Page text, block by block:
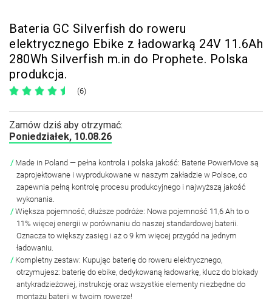
Bateria GC Silverfish do roweru
elektrycznego Ebike z ładowarką 24V 11.6Ah
280Wh Silverfish m.in do Prophete. Polska
produkcja.
(6)
Zamów dziś aby otrzymać:
Poniedziałek, 10.08.26
Made in Poland — pełna kontrola i polska jakość: Baterie PowerMove są
zaprojektowane i wyprodukowane w naszym zakładzie w Polsce, co
zapewnia pełną kontrolę procesu produkcyjnego i najwyższą jakość
wykonania.
Większa pojemność, dłuższe podróże: Nowa pojemność 11,6 Ah to o
11% więcej energii w porównaniu do naszej standardowej baterii.
Oznacza to większy zasięg i aż o 9 km więcej przygód na jednym
ładowaniu.
Kompletny zestaw: Kupując baterię do roweru elektrycznego,
otrzymujesz: baterię do ebike, dedykowaną ładowarkę, klucz do blokady
antykradzieżowej, instrukcję oraz wszystkie elementy niezbędne do
montażu baterii w twoim rowerze!